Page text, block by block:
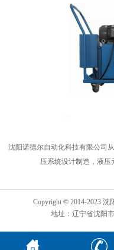
沈阳诺德尔自动化科技有限公司
压系统设计制造，液压
Copyright © 2014-2023
地址：辽宁省沈阳